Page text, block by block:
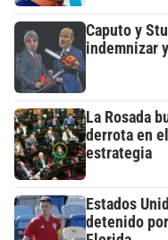
Caputo y
indemnizar
La Rosada
derrota en
estrategia
Estados
detenido